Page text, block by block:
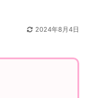
2024年8月4日